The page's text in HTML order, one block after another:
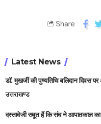
Share
Latest News
डॉ. मुखर्जी की पुण्यतिथि बलिदान दिवस पर
उत्तराखण्ड
दस्तावेजी सबूत हैं कि संघ ने आपातकाल का